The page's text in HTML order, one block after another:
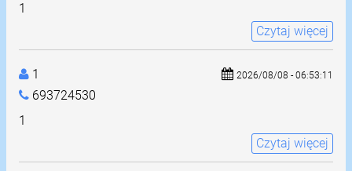
1
Czytaj więcej
1
693724530
2026/08/08 - 06:53:11
1
Czytaj więcej